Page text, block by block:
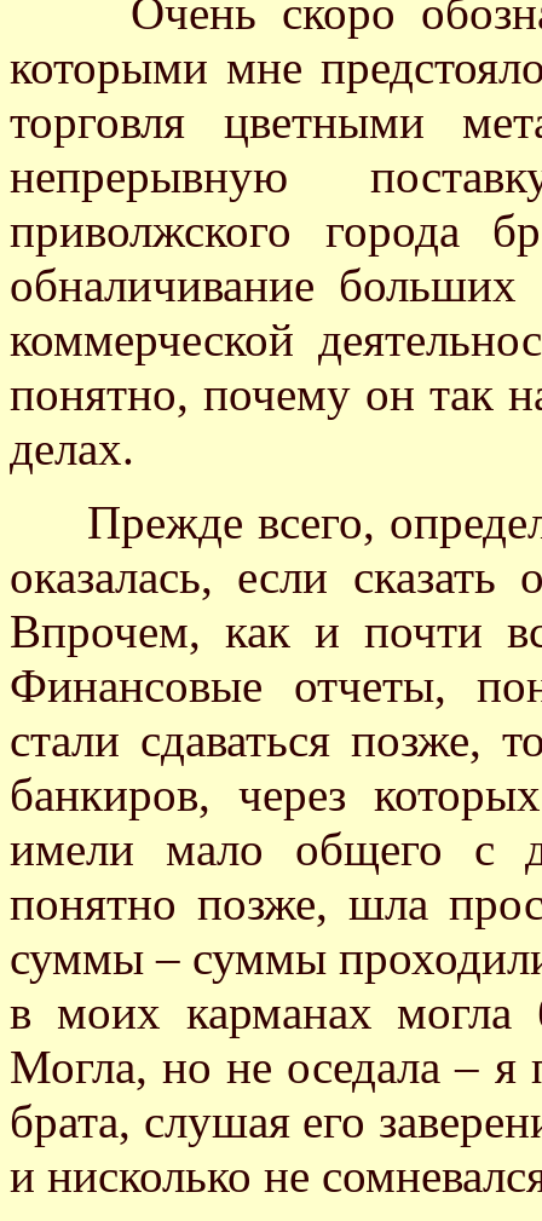
Очень скоро
которыми мне
торговля цветными
непрерывную
приволжского города
обналичивание
коммерческой
понятно, почему он так
делах.
Прежде всего,
оказалась, если
Впрочем, как и почти
Финансовые отчеты,
стали сдаваться позже,
банкиров, через
имели мало общего с
понятно позже, шла
суммы – суммы
в моих карманах могла
Могла, но не оседала – я
брата, слушая его
и нисколько не